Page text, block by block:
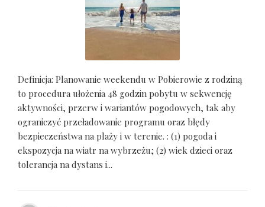
Definicja: Planowanie weekendu w Pobierowie z rodziną
to procedura ułożenia 48 godzin pobytu w sekwencję
aktywności, przerw i wariantów pogodowych, tak aby
ograniczyć przeładowanie programu oraz błędy
bezpieczeństwa na plaży i w terenie. : (1) pogoda i
ekspozycja na wiatr na wybrzeżu; (2) wiek dzieci oraz
tolerancja na dystans i...